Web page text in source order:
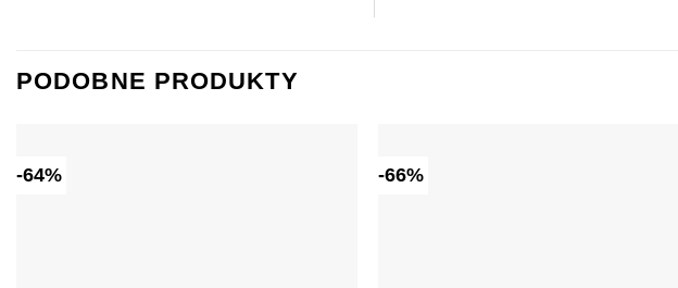
PODOBNE PRODUKTY
-64% -66%